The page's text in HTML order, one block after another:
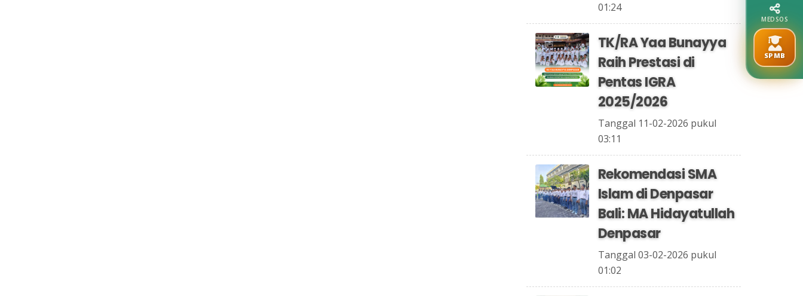
01:24
TK/RA Yaa Bunayya
Raih Prestasi di
Pentas IGRA
2025/2026
Tanggal 11-02-2026 pukul
03:11
Rekomendasi SMA
Islam di Denpasar
Bali: MA Hidayatullah
Denpasar
Tanggal 03-02-2026 pukul
01:02
MEDSOS
SPMB